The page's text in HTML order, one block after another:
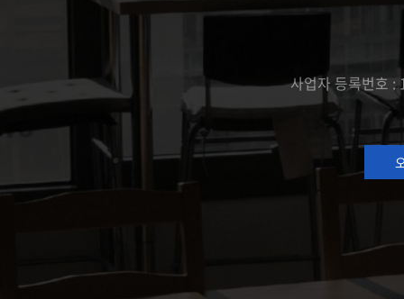
사업자 등록번호